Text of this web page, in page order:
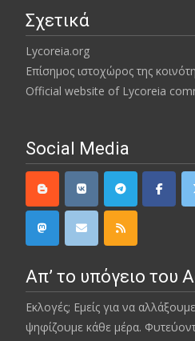
Σχετικά
Lycoreia.org
Επίσημος ιστοχώρος της
Official website of Lycoreia
Social Media
Απ’ το υπόγειο του
Εκλογές; Εμείς για να
ψηφίζουμε κάθε μέρα.